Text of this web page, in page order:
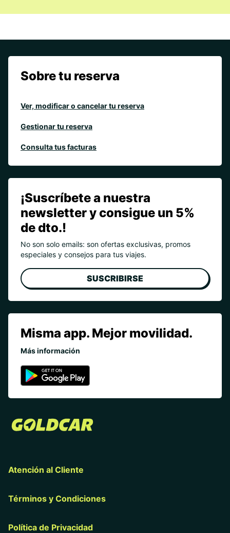
Sobre tu reserva
Ver, modificar o cancelar tu reserva
Gestionar tu reserva
Consulta tus facturas
¡Suscríbete a nuestra
newsletter y consigue un 5%
de dto.!
No son solo emails: son ofertas exclusivas, promos
especiales y consejos para tus viajes.
SUSCRIBIRSE
Misma app. Mejor movilidad.
Más información
Atención al Cliente
Términos y Condiciones
Política de Privacidad